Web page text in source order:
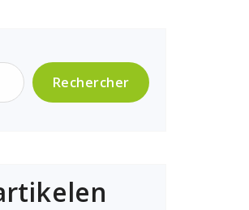
Rechercher